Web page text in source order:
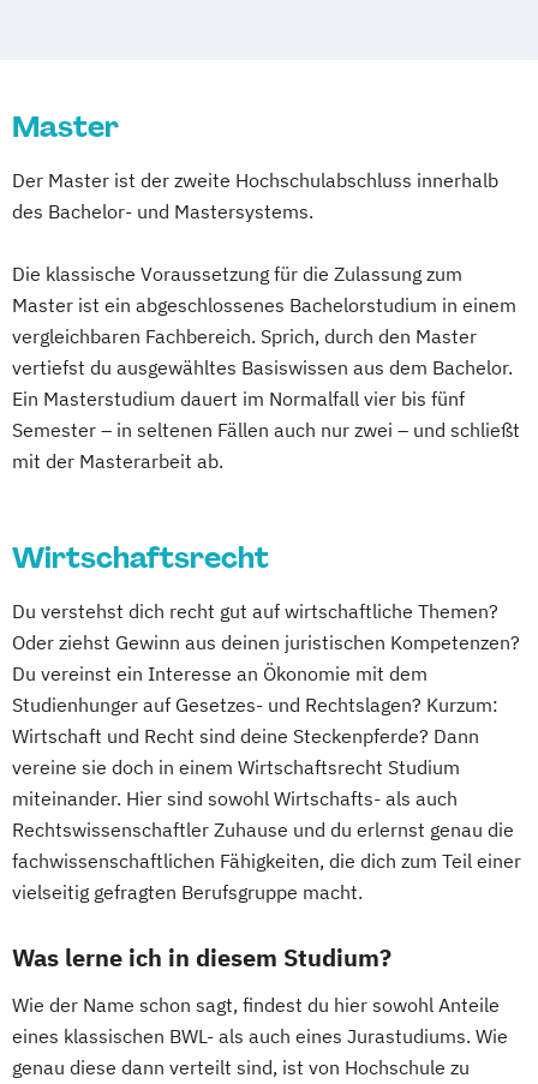
Master
Der Master ist der zweite Hochschulabschluss innerhalb
des Bachelor- und Mastersystems.
Die klassische Voraussetzung für die Zulassung zum
Master ist ein abgeschlossenes Bachelorstudium in einem
vergleichbaren Fachbereich. Sprich, durch den Master
vertiefst du ausgewähltes Basiswissen aus dem Bachelor.
Ein Masterstudium dauert im Normalfall vier bis fünf
Semester – in seltenen Fällen auch nur zwei – und schließt
mit der Masterarbeit ab.
Wirtschaftsrecht
Du verstehst dich recht gut auf wirtschaftliche Themen?
Oder ziehst Gewinn aus deinen juristischen Kompetenzen?
Du vereinst ein Interesse an Ökonomie mit dem
Studienhunger auf Gesetzes- und Rechtslagen? Kurzum:
Wirtschaft und Recht sind deine Steckenpferde? Dann
vereine sie doch in einem Wirtschaftsrecht Studium
miteinander. Hier sind sowohl Wirtschafts- als auch
Rechtswissenschaftler Zuhause und du erlernst genau die
fachwissenschaftlichen Fähigkeiten, die dich zum Teil einer
vielseitig gefragten Berufsgruppe macht.
Was lerne ich in diesem Studium?
Wie der Name schon sagt, findest du hier sowohl Anteile
eines klassischen BWL- als auch eines Jurastudiums. Wie
genau diese dann verteilt sind, ist von Hochschule zu